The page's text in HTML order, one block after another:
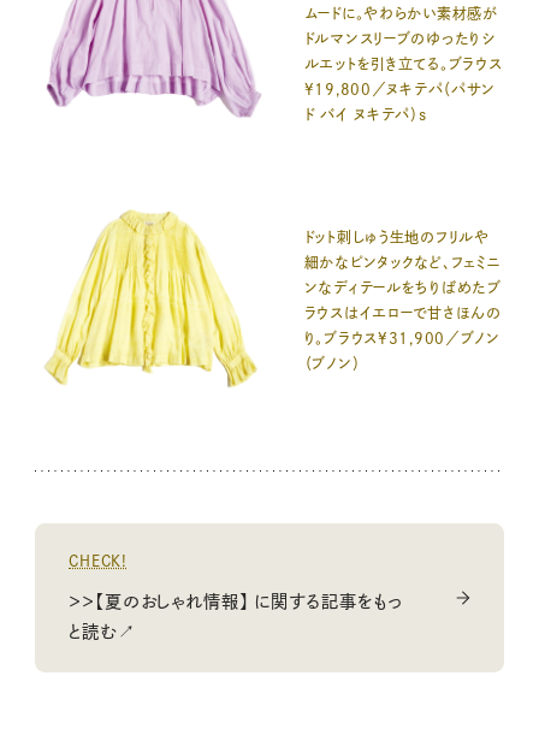
ムードに。やわらかい素材感が
ドルマンスリーブのゆったりシ
ルエットを引き立てる。ブラウス
¥19,800／ヌキテパ（パサン
ド バイ ヌキテパ）s
ドット刺しゅう生地のフリルや
細かなピンタックなど、フェミニ
ンなディテールをちりばめたブ
ラウスはイエローで甘さほんの
り。ブラウス¥31,900／ブノン
（ブノン）
CHECK!
＞＞【夏のおしゃれ情報】 に関する記事をもっ
と読む↗